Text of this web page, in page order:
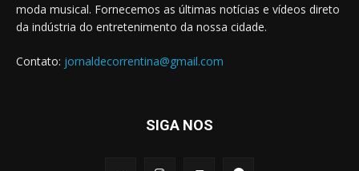
moda musical. Fornecemos as últimas notícias e vídeos direto
da indústria do entretenimento da nossa cidade.
Contato: jornaldecorrentina@gmail.com
SIGA NOS